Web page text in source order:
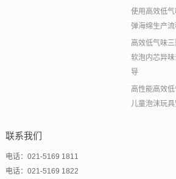
使用高效低
弹海绵生产
高效低气味
软泡内芯异
导
高性能高效
儿童泡沫玩
联系我们
电话：021-5169 1811
电话：021-5169 1822